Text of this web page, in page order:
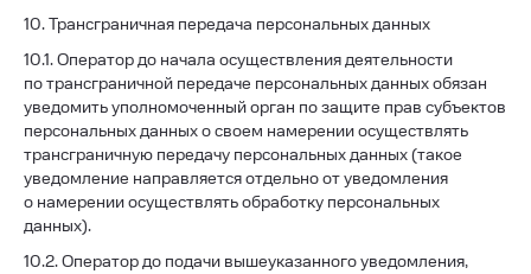
10. Трансграничная передача персональных данных
10.1. Оператор до начала осуществления деятельности
по трансграничной передаче персональных данных обязан
уведомить уполномоченный орган по защите прав субъектов
персональных данных о своем намерении осуществлять
трансграничную передачу персональных данных (такое
уведомление направляется отдельно от уведомления
о намерении осуществлять обработку персональных
данных).
10.2. Оператор до подачи вышеуказанного уведомления,